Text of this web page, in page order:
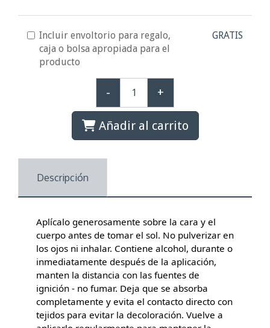
Incluir envoltorio para regalo,
caja o bolsa apropiada para el
producto
GRATIS
- +
Añadir al carrito
Descripción
Aplícalo generosamente sobre la cara y el
cuerpo antes de tomar el sol. No pulverizar en
los ojos ni inhalar. Contiene alcohol, durante o
inmediatamente después de la aplicación,
manten la distancia con las fuentes de
ignición - no fumar. Deja que se absorba
completamente y evita el contacto directo con
tejidos para evitar la decoloración. Vuelve a